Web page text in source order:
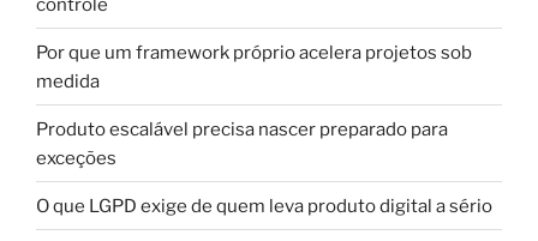
controle
Por que um framework próprio acelera projetos sob
medida
Produto escalável precisa nascer preparado para
exceções
O que LGPD exige de quem leva produto digital a sério